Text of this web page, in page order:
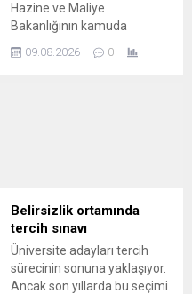
Hazine ve Maliye
Bakanlığının kamuda
verebilirliği artırmak
edildi.
09.08.2026 0
Belirsizlik ortamında
tercih sınavı
Üniversite adayları tercih
sürecinin sonuna yaklaşıyor.
Ancak son yıllarda bu seçimi